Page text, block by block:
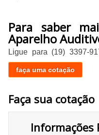
Para saber
Aparelho
Ligue para (19) 3397-
faça uma cotação
Faça sua cotação
Informações